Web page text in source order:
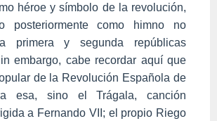
héroe y símbolo de la revolución,
posteriormente como himno no
primera y segunda repúblicas
embargo, cabe recordar aquí que
de la Revolución Española de
esa, sino el Trágala, canción
a Fernando VII; el propio Riego